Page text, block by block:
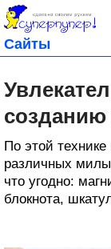
Сайты
созданию
По этой
различных
что угодно:
блокнота,